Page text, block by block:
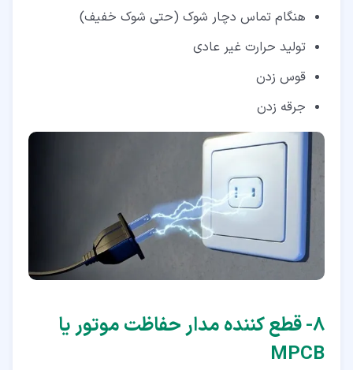
هنگام تماس دچار شوک (حتی شوک خفیف)
تولید حرارت غیر عادی
قوس زدن
جرقه زدن
۸‏- قطع کننده مدار حفاظت موتور یا
MPCB